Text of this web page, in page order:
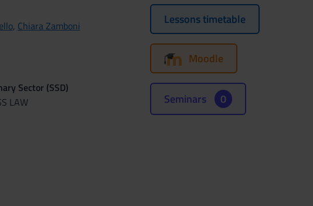
, Chiara Zamboni
Sector (SSD)
LAW
Lessons timetable
Moodle
Seminars 0